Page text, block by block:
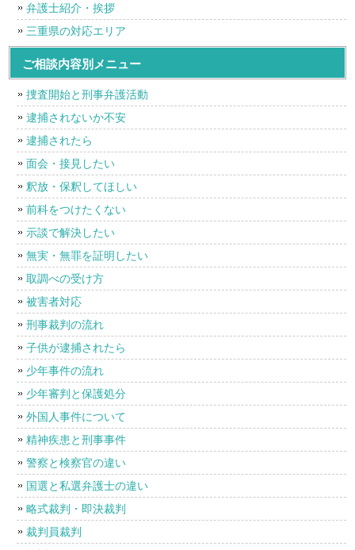
弁護士紹介・挨拶
三重県の対応エリア
ご相談内容別メニュー
捜査開始と刑事弁護活動
逮捕されないか不安
逮捕されたら
面会・接見したい
釈放・保釈してほしい
前科をつけたくない
示談で解決したい
無実・無罪を証明したい
取調べの受け方
被害者対応
刑事裁判の流れ
子供が逮捕されたら
少年事件の流れ
少年審判と保護処分
外国人事件について
精神疾患と刑事事件
警察と検察官の違い
国選と私選弁護士の違い
略式裁判・即決裁判
裁判員裁判